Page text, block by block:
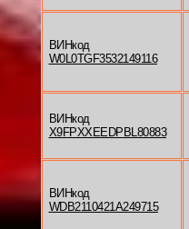
ВИНкод
W0L0TGF3532149116
ВИНкод
X9FPXXEEDPBL80883
ВИНкод
WDB2110421A249715